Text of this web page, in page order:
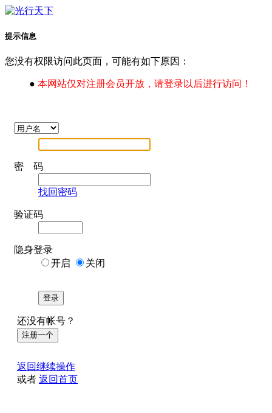
提示信息
您没有权限访问此页面，可能有如下原因：
● 本网站仅对注册会员开放，请登录以后进行访问！
密 码
找回密码
验证码
隐身登录
开启
关闭
登录
还没有帐号？
注册一个
返回继续操作
或者 返回首页